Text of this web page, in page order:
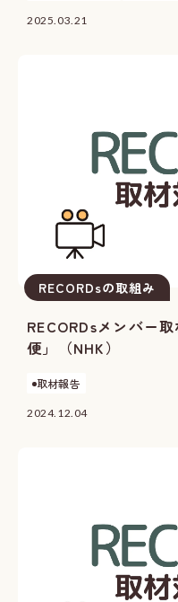
2025.03.21
RECORDsの取組み
RECORDsメンバー
便」（NHK）
取材報告
2024.12.04